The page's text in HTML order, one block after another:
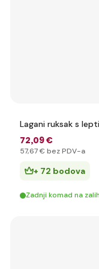
Lagani ruksak s
72,09 €
57,67 € bez PDV-a
+ 72 bodova
Zadnji komad na